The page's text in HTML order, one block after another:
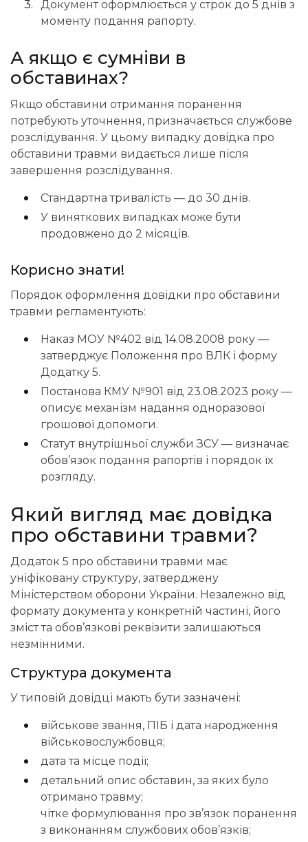
Документ оформлюється у строк до 5 днів з
моменту подання рапорту.
А якщо є сумніви в
обставинах?
Якщо обставини отримання поранення
потребують уточнення, призначається службове
розслідування. У цьому випадку довідка про
обставини травми видається лише після
завершення розслідування.
Стандартна тривалість — до 30 днів.
У виняткових випадках може бути
продовжено до 2 місяців.
Корисно знати!
Порядок оформлення довідки про обставини
травми регламентують:
Наказ МОУ №402 від 14.08.2008 року —
затверджує Положення про ВЛК і форму
Додатку 5.
Постанова КМУ №901 від 23.08.2023 року —
описує механізм надання одноразової
грошової допомоги.
Статут внутрішньої служби ЗСУ — визначає
обов’язок подання рапортів і порядок їх
розгляду.
Який вигляд має довідка
про обставини травми?
Додаток 5 про обставини травми має
уніфіковану структуру, затверджену
Міністерством оборони України. Незалежно від
формату документа у конкретній частині, його
зміст та обов’язкові реквізити залишаються
незмінними.
Структура документа
У типовій довідці мають бути зазначені:
військове звання, ПІБ і дата народження
військовослужбовця;
дата та місце події;
детальний опис обставин, за яких було
отримано травму;
чітке формулювання про зв’язок поранення
з виконанням службових обов’язків;